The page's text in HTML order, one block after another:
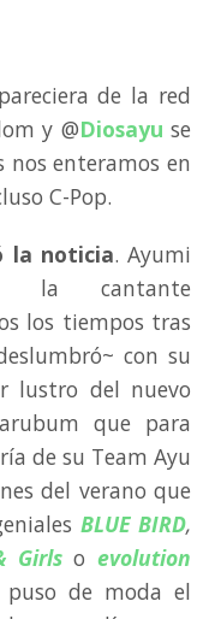
de la red
y @Diosayu se
nos enteramos en
C-Pop.
la noticia. Ayumi
la cantante
los tiempos tras
con su
lustro del nuevo
que para
de su Team Ayu
del verano que
BLUE BIRD,
Girlso evolution
de moda el